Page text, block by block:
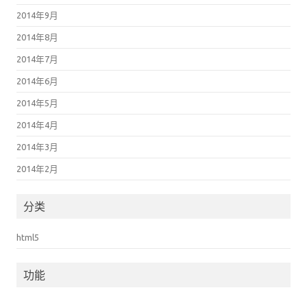
2014年9月
2014年8月
2014年7月
2014年6月
2014年5月
2014年4月
2014年3月
2014年2月
分类
html5
功能